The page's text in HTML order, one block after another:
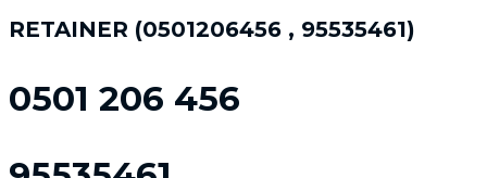
RETAINER (0501206456 , 95535461)
0501 206 456